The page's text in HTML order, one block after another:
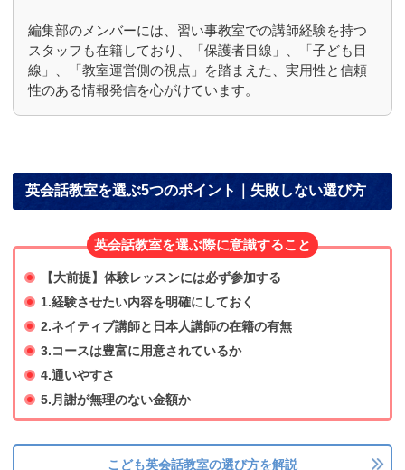
編集部のメンバーには、習い事教室での講師経験を持つ
スタッフも在籍しており、「保護者目線」、「子ども目
線」、「教室運営側の視点」を踏まえた、実用性と信頼
性のある情報発信を心がけています。
英会話教室を選ぶ5つのポイント｜失敗しない選び方
英会話教室を選ぶ際に意識すること
【大前提】体験レッスンには必ず参加する
1.経験させたい内容を明確にしておく
2.ネイティブ講師と日本人講師の在籍の有無
3.コースは豊富に用意されているか
4.通いやすさ
5.月謝が無理のない金額か
こども英会話教室の選び方を解説